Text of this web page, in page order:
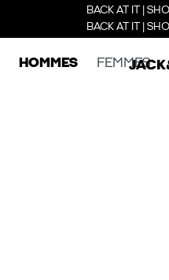
BACK AT IT |
BACK AT IT |
HOMMES FEMMES